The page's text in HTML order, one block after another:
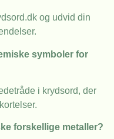
og udvid din
symboler for
i krydsord, der
forskellige metaller?